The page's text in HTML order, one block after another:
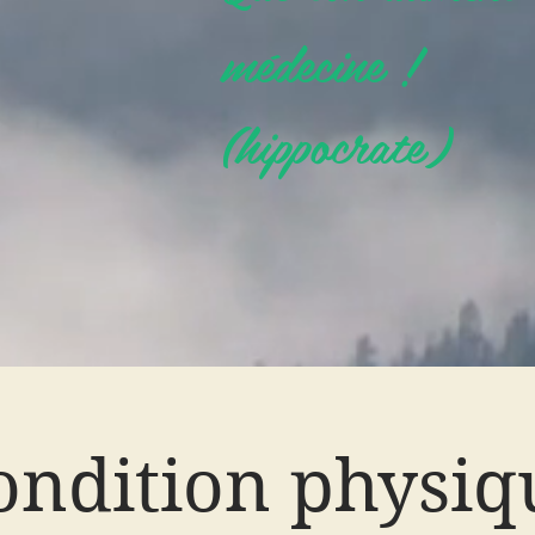
médecine !
(hippocrate)